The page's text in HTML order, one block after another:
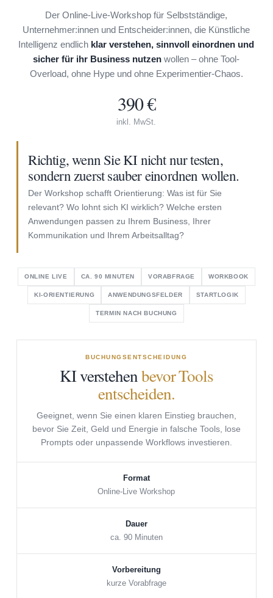
Der Online-Live-Workshop für Selbstständige,
Unternehmer:innen und Entscheider:innen, die Künstliche
Intelligenz endlich klar verstehen, sinnvoll einordnen und
sicher für ihr Business nutzen wollen – ohne Tool-
Overload, ohne Hype und ohne Experimentier-Chaos.
390 €
inkl. MwSt.
Richtig, wenn Sie KI nicht nur testen,
sondern zuerst sauber einordnen wollen.
Der Workshop schafft Orientierung: Was ist für Sie
relevant? Wo lohnt sich KI wirklich? Welche ersten
Anwendungen passen zu Ihrem Business, Ihrer
Kommunikation und Ihrem Arbeitsalltag?
ONLINE LIVE CA. 90 MINUTEN VORABFRAGE WORKBOOK
KI-ORIENTIERUNG ANWENDUNGSFELDER STARTLOGIK
TERMIN NACH BUCHUNG
BUCHUNGSENTSCHEIDUNG
KI verstehenbevor Tools
entscheiden.
Geeignet, wenn Sie einen klaren Einstieg brauchen,
bevor Sie Zeit, Geld und Energie in falsche Tools, lose
Prompts oder unpassende Workflows investieren.
Format
Online-Live Workshop
Dauer
ca. 90 Minuten
Vorbereitung
kurze Vorabfrage